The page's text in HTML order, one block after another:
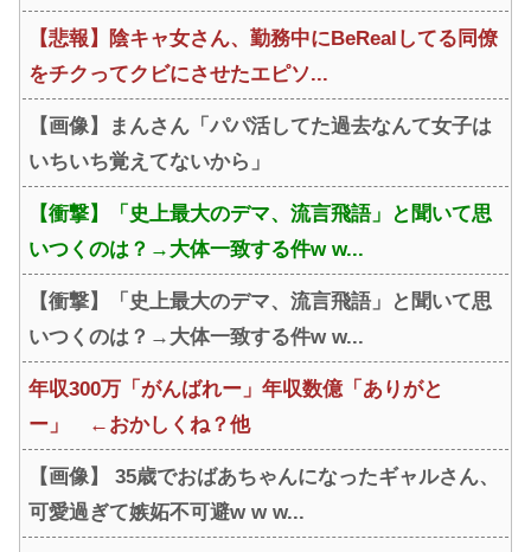
【悲報】陰キャ女さん、勤務中にBeRealしてる同僚
をチクってクビにさせたエピソ...
【画像】まんさん「パパ活してた過去なんて女子は
いちいち覚えてないから」
【衝撃】「史上最大のデマ、流言飛語」と聞いて思
いつくのは？→大体一致する件w w...
【衝撃】「史上最大のデマ、流言飛語」と聞いて思
いつくのは？→大体一致する件w w...
年収300万「がんばれー」年収数億「ありがと
ー」 ←おかしくね？他
【画像】 35歳でおばあちゃんになったギャルさん、
可愛過ぎて嫉妬不可避w w w...